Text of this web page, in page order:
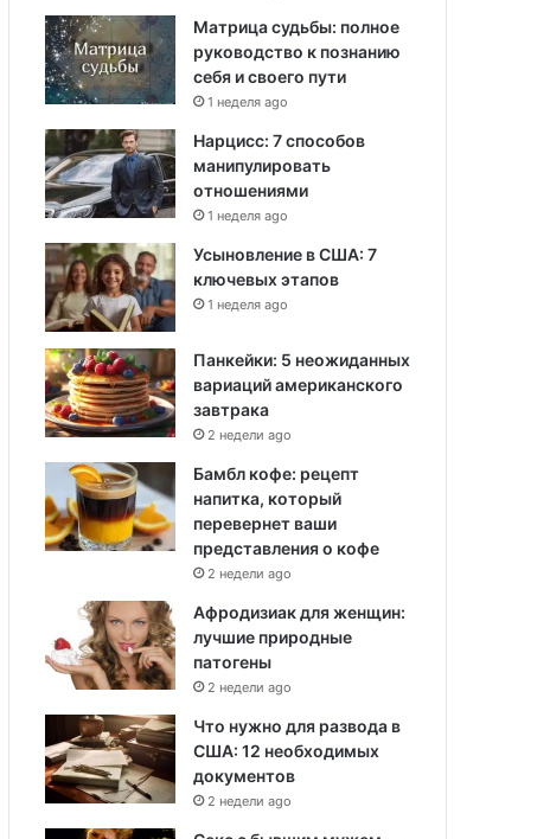
Матрица судьбы: полное
руководство к познанию
себя и своего пути
1 неделя ago
Нарцисс: 7 способов
манипулировать
отношениями
1 неделя ago
Усыновление в США: 7
ключевых этапов
1 неделя ago
Панкейки: 5 неожиданных
вариаций американского
завтрака
2 недели ago
Бамбл кофе: рецепт
напитка, который
перевернет ваши
представления о кофе
2 недели ago
Афродизиак для женщин:
лучшие природные
патогены
2 недели ago
Что нужно для развода в
США: 12 необходимых
документов
2 недели ago